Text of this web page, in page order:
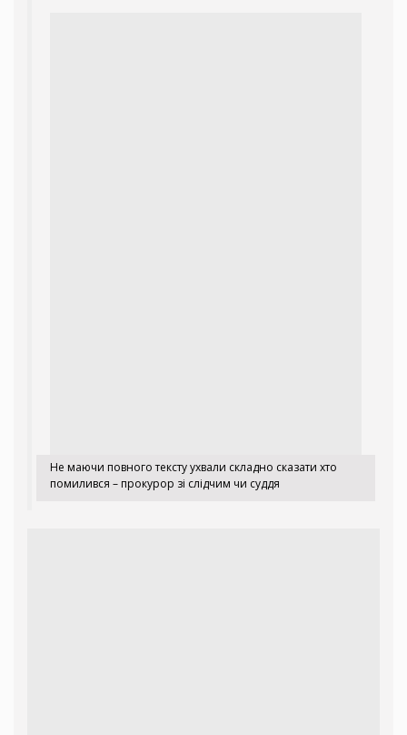
Не маючи повного тексту ухвали складно сказати хто
помилився – прокурор зі слідчим чи суддя